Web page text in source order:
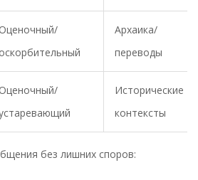
Оценочный/
оскорбительный
Архаика/
переводы
Оценочный/
Исторические
контексты
без лишних споров: